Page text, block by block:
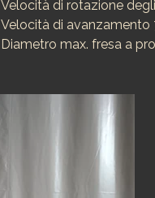
Velocità di rotazione
Velocità di
Diametro max. fresa a